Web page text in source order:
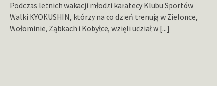
Podczas letnich wakacji młodzi karatecy Klubu Sportów
Walki KYOKUSHIN, którzy na co dzień trenują w Zielonce,
Wołominie, Ząbkach i Kobyłce, wzięli udział w [...]